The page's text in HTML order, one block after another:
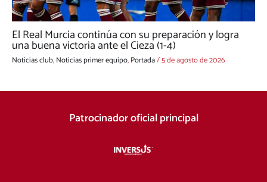
El Real Murcia continúa con su preparación y logra
una buena victoria ante el Cieza (1-4)
Noticias club,Noticias primer equipo,Portada/5 de agosto de 2026
Patrocinador oficial principal